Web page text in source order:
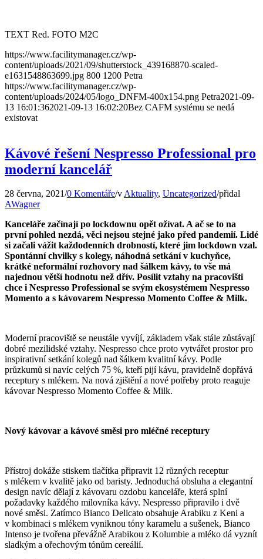
TEXT Red. FOTO M2C
https://www.facilitymanager.cz/wp-
content/uploads/2021/09/shutterstock_439168870-scaled-
e1631548863699.jpg 800 1200 Petra
https://www.facilitymanager.cz/wp-
content/uploads/2024/05/logo_DNFM-400x154.png Petra2021-09-
13 16:01:362021-09-13 16:02:20Bez CAFM systému se nedá
existovat
Kávové řešení Nespresso Professional pro
moderní kancelář
28 června, 2021/0 Komentáře/vAktuality, Uncategorized/přidal
AWagner
Kanceláře začínají po lockdownu opět ožívat. A ač se to na
první pohled nezdá, věci nejsou stejné jako před pandemií. Lidé
si začali vážit každodenních drobností, které jim lockdown vzal.
Spontánní chvilky s kolegy, náhodná setkání v kuchyňce,
krátké neformální rozhovory nad šálkem kávy, to vše má
najednou větší hodnotu než dřív. Posílit vztahy na pracovišti
chce i Nespresso Professional se svým ekosystémem Nespresso
Momento a s kávovarem Nespresso Momento Coffee & Milk.
Moderní pracoviště se neustále vyvíjí, základem však stále zůstávají
dobré mezilidské vztahy. Nespresso chce proto vytvářet prostor pro
inspirativní setkání kolegů nad šálkem kvalitní kávy. Podle
průzkumů si navíc celých 75 %, kteří pijí kávu, pravidelně dopřává
receptury s mlékem. Na nová zjištění a nové potřeby proto reaguje
kávovar Nespresso Momento Coffee & Milk.
Nový kávovar a kávové směsi pro mléčné receptury
Přístroj dokáže stiskem tlačítka připravit 12 různých receptur
s mlékem v kvalitě jako od baristy. Jednoduchá obsluha a elegantní
design navíc dělají z kávovaru ozdobu kanceláře, která splní
požadavky každého milovníka kávy. Nespresso připravilo i dvě
nové směsi. Zatímco Bianco Delicato obsahuje Arabiku z Keni a
v kombinaci s mlékem vyniknou tóny karamelu a sušenek, Bianco
Intenso je tvořena převážně Arabikou z Kolumbie a mléko dá vyznít
sladkým a ořechovým tónům cereálií.